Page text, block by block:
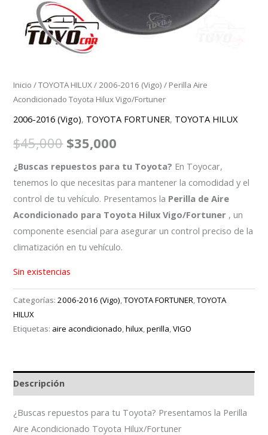
Inicio /TOYOTA HILUX/ 2006-2016 (Vigo) / Perilla Aire
Acondicionado Toyota Hilux Vigo/Fortuner
2006-2016 (Vigo), TOYOTA FORTUNER, TOYOTA HILUX
$45,000 $35,000
¿Buscas repuestos para tu Toyota? En Toyocar,
tenemos lo que necesitas para mantener la comodidad y el
control de tu vehículo. Presentamos la Perilla de Aire
Acondicionado para Toyota Hilux Vigo/Fortuner , un
componente esencial para asegurar un control preciso de la
climatización en tu vehículo.
Sin existencias
Categorías:2006-2016 (Vigo),TOYOTA FORTUNER,TOYOTA
HILUX
Etiquetas: aire acondicionado,hilux,perilla,VIGO
Descripción
¿Buscas repuestos para tu Toyota? Presentamos la Perilla
Aire Acondicionado Toyota Hilux/Fortuner